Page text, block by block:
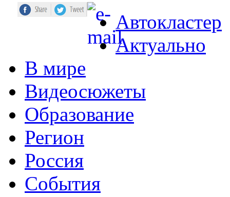
Автокластер
Актуально
В мире
Видеосюжеты
Образование
Регион
Россия
События